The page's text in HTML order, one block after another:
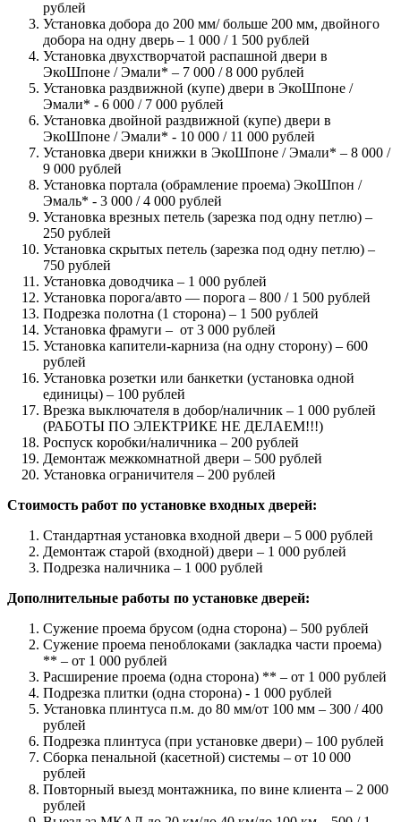
рублей
Установка добора до 200 мм/ больше 200 мм, двойного
добора на одну дверь – 1 000 / 1 500 рублей
Установка двухстворчатой распашной двери в
ЭкоШпоне / Эмали* – 7 000 / 8 000 рублей
Установка раздвижной (купе) двери в ЭкоШпоне /
Эмали* - 6 000 / 7 000 рублей
Установка двойной раздвижной (купе) двери в
ЭкоШпоне / Эмали* - 10 000 / 11 000 рублей
Установка двери книжки в ЭкоШпоне / Эмали* – 8 000 /
9 000 рублей
Установка портала (обрамление проема) ЭкоШпон /
Эмаль* - 3 000 / 4 000 рублей
Установка врезных петель (зарезка под одну петлю) –
250 рублей
Установка скрытых петель (зарезка под одну петлю) –
750 рублей
Установка доводчика – 1 000 рублей
Установка порога/авто — порога – 800 / 1 500 рублей
Подрезка полотна (1 сторона) – 1 500 рублей
Установка фрамуги – от 3 000 рублей
Установка капители-карниза (на одну сторону) – 600
рублей
Установка розетки или банкетки (установка одной
единицы) – 100 рублей
Врезка выключателя в добор/наличник – 1 000 рублей
(РАБОТЫ ПО ЭЛЕКТРИКЕ НЕ ДЕЛАЕМ!!!)
Роспуск коробки/наличника – 200 рублей
Демонтаж межкомнатной двери – 500 рублей
Установка ограничителя – 200 рублей
Стоимость работ по установке входных дверей:
Стандартная установка входной двери – 5 000 рублей
Демонтаж старой (входной) двери – 1 000 рублей
Подрезка наличника – 1 000 рублей
Дополнительные работы по установке дверей:
Сужение проема брусом (одна сторона) – 500 рублей
Сужение проема пеноблоками (закладка части проема)
** – от 1 000 рублей
Расширение проема (одна сторона) ** – от 1 000 рублей
Подрезка плитки (одна сторона) - 1 000 рублей
Установка плинтуса п.м. до 80 мм/от 100 мм – 300 / 400
рублей
Подрезка плинтуса (при установке двери) – 100 рублей
Сборка пенальной (касетной) системы – от 10 000
рублей
Повторный выезд монтажника, по вине клиента – 2 000
рублей